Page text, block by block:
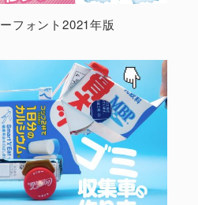
フォント2021年版